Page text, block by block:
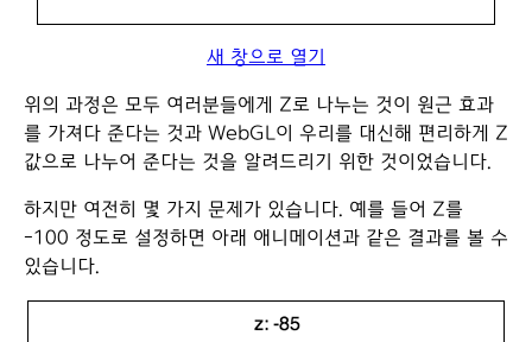
새 창으로 열기
위의 과정은 모두 여러분들에게 Z로 나누는 것이 원근 효과
를 가져다 준다는 것과 WebGL이 우리를 대신해 편리하게 Z
값으로 나누어 준다는 것을 알려드리기 위한 것이었습니다.
하지만 여전히 몇 가지 문제가 있습니다. 예를 들어 Z를
-100 정도로 설정하면 아래 애니메이션과 같은 결과를 볼 수
있습니다.